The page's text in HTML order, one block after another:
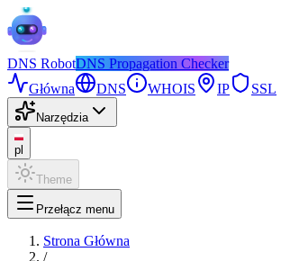
DNS RobotDNS Propagation Checker
Główna
DNS WHOIS IP SSL
Narzędzia
pl
Theme
Przełącz menu
Strona Główna
/